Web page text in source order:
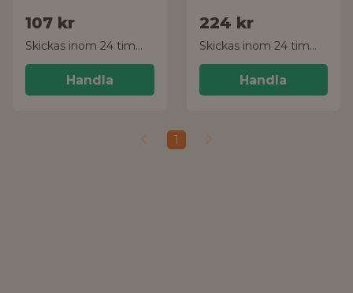
107 kr
Skickas inom 24 timmar!
Handla
224 kr
Skickas inom 24 timmar!
Handla
1